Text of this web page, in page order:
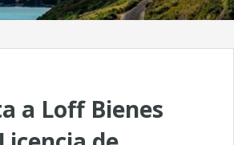
a Loff Bienes